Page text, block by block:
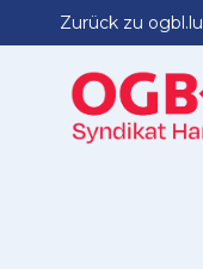
Zurück zu ogbl.lu